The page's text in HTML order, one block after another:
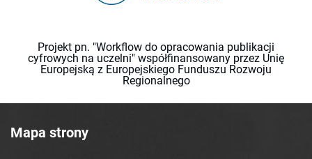
Projekt pn. "Workflow do opracowania publikacji
cyfrowych na uczelni" współfinansowany przez Unię
Europejską z Europejskiego Funduszu Rozwoju
Regionalnego
Mapa strony